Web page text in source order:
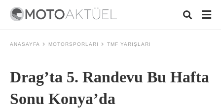
your
ANASAYFA MOTORSPORLARI TMF YARIŞLARI
Drag’ta 5. Randevu Bu Hafta
Sonu Konya’da